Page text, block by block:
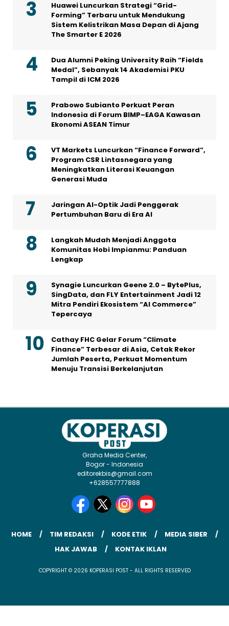
Huawei Luncurkan Strategi “Grid-
Forming” Terbaru untuk Mendukung
Sistem Kelistrikan Masa Depan di Ajang
The Smarter E 2026
Dua Alumni Peking University Raih “Fields
Medal”, Sebanyak 14 Akademisi PKU
Tampil di ICM 2026
Prabowo Subianto Perkuat Peran
Indonesia di Forum BIMP–EAGA Kawasan
Ekonomi ASEAN Timur
VT Markets Luncurkan “Finance Forward”,
Program CSR Lintasnegara yang
Meningkatkan Literasi Keuangan
Generasi Muda
Jaringan AI-Optik Jadi Penggerak
Pertumbuhan Baru di Era AI
Langkah Mudah Menjadi Anggota
Komunitas Hobi Impianmu: Panduan
Lengkap
Synagie Luncurkan Geene 2.0 – BytePlus,
SingData, dan FLY Entertainment Jadi 12
Mitra Pendiri Ekosistem “AI Commerce”
Tepercaya
Cathay FHC Gelar Forum “Climate
Finance” Terbesar di Asia, Cetak Rekor
Jumlah Peserta, Perkuat Momentum
Menuju Transisi Berkelanjutan
Graha Media Center,
Bogor - Indonesia
editorekbis@gmail.com
+628557777888
HOME TIM REDAKSI KODE ETIK
MEDIA SIBER
HAK JAWAB
KONTAK IKLAN
COPYRIGHT © 2026 KOPERASI POST - ALL RIGHTS RESERVED